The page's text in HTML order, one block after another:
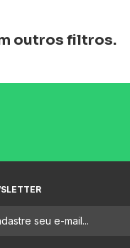
outros filtros.